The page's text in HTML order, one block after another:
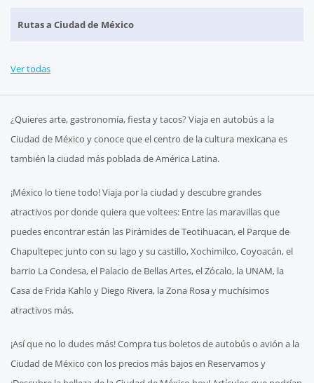
Rutas a Ciudad de México
Ver todas
¿Quieres arte, gastronomía, fiesta y tacos? Viaja en autobús a la
Ciudad de México y conoce que el centro de la cultura mexicana es
también la ciudad más poblada de América Latina.
¡México lo tiene todo! Viaja por la ciudad y descubre grandes
atractivos por donde quiera que voltees: Entre las maravillas que
puedes encontrar están las Pirámides de Teotihuacan, el Parque de
Chapultepec junto con su lago y su castillo, Xochimilco, Coyoacán, el
barrio La Condesa, el Palacio de Bellas Artes, el Zócalo, la UNAM, la
Casa de Frida Kahlo y Diego Rivera, la Zona Rosa y muchísimos
atractivos más.
¡Así que no lo dudes más! Compra tus boletos de autobús o avión a la
Ciudad de México con los precios más bajos en Reservamos y